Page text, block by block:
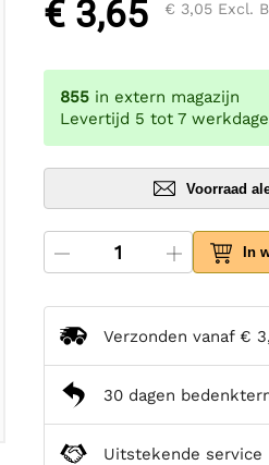
€ 3,65 € 3,05 Excl.
855 in extern magazijn
Levertijd 5 tot 7
Voorraad
In
Verzonden vanaf €
30 dagen
Uitstekende service